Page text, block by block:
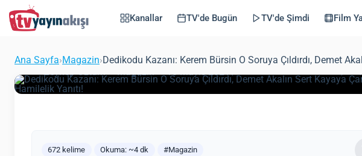
Kanallar TV'de Bugün TV'de Şimdi Film
Ana Sayfa›Magazin›Dedikodu Kazanı: Kerem Bürsin O Soruya Çıldırdı, Demet
Kayaya Çarptı, Şeyma
Zeynep Öztürk Magazin 18 Mayıs 2021
672 kelime Okuma: ~4 dk #Magazin